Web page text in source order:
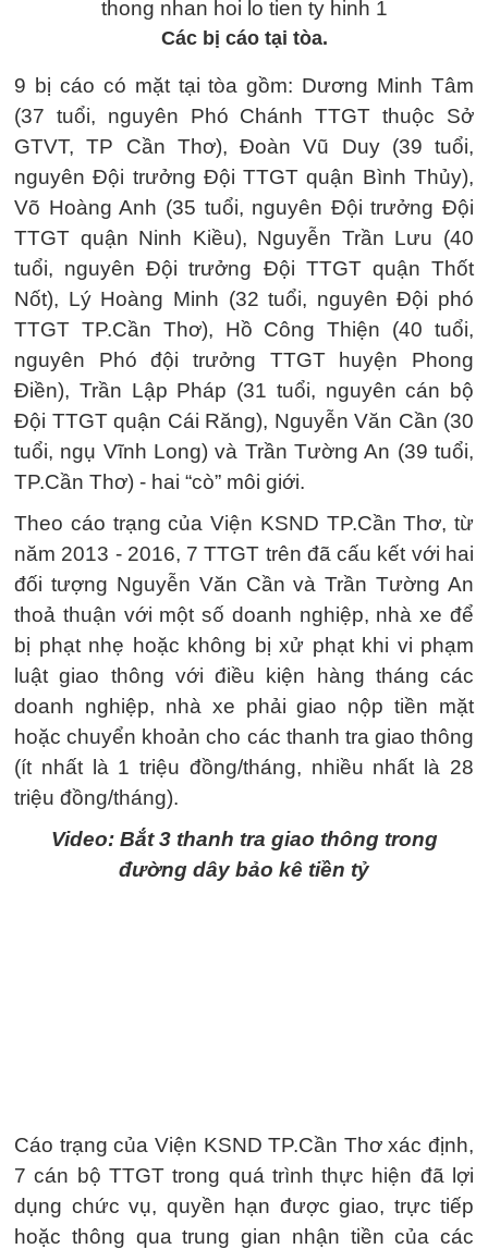
Các bị cáo tại tòa.
9 bị cáo có mặt tại tòa gồm: Dương Minh Tâm
(37 tuổi, nguyên Phó Chánh TTGT thuộc Sở
GTVT, TP Cần Thơ), Đoàn Vũ Duy (39 tuổi,
nguyên Đội trưởng Đội TTGT quận Bình Thủy),
Võ Hoàng Anh (35 tuổi, nguyên Đội trưởng Đội
TTGT quận Ninh Kiều), Nguyễn Trần Lưu (40
tuổi, nguyên Đội trưởng Đội TTGT quận Thốt
Nốt), Lý Hoàng Minh (32 tuổi, nguyên Đội phó
TTGT TP.Cần Thơ), Hồ Công Thiện (40 tuổi,
nguyên Phó đội trưởng TTGT huyện Phong
Điền), Trần Lập Pháp (31 tuổi, nguyên cán bộ
Đội TTGT quận Cái Răng), Nguyễn Văn Cần (30
tuổi, ngụ Vĩnh Long) và Trần Tường An (39 tuổi,
TP.Cần Thơ) - hai “cò” môi giới.
Theo cáo trạng của Viện KSND TP.Cần Thơ, từ
năm 2013 - 2016, 7 TTGT trên đã cấu kết với hai
đối tượng Nguyễn Văn Cần và Trần Tường An
thoả thuận với một số doanh nghiệp, nhà xe để
bị phạt nhẹ hoặc không bị xử phạt khi vi phạm
luật giao thông với điều kiện hàng tháng các
doanh nghiệp, nhà xe phải giao nộp tiền mặt
hoặc chuyển khoản cho các thanh tra giao thông
(ít nhất là 1 triệu đồng/tháng, nhiều nhất là 28
triệu đồng/tháng).
Video: Bắt 3 thanh tra giao thông trong
đường dây bảo kê tiền tỷ
Cáo trạng của Viện KSND TP.Cần Thơ xác định,
7 cán bộ TTGT trong quá trình thực hiện đã lợi
dụng chức vụ, quyền hạn được giao, trực tiếp
hoặc thông qua trung gian nhận tiền của các